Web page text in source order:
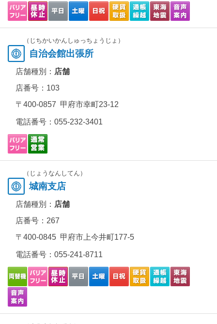
（じちかいかんしゅっちょうじょ）
自治会館出張所
店舗種別： 店舗
店番号：103
〒400-0857 甲府市幸町23-12
電話番号： 055-232-3401
（じょうなんしてん）
城南支店
店舗種別： 店舗
店番号：267
〒400-0845 甲府市上今井町177-5
電話番号： 055-241-8711